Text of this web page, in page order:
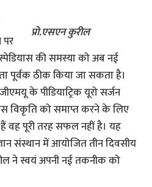
प्रो.एसएन कुरील
की समस्या को अब नई
ठीक किया जा सकता है।
के पीडियाट्रिक यूरो सर्जन
विकृति को समाप्त करने के लिए
वह पूरी तरह सफल नहीं है। यह
संस्थान में आयोजित तीन दिवसीय
ने स्वयं अपनी नई तकनीक को